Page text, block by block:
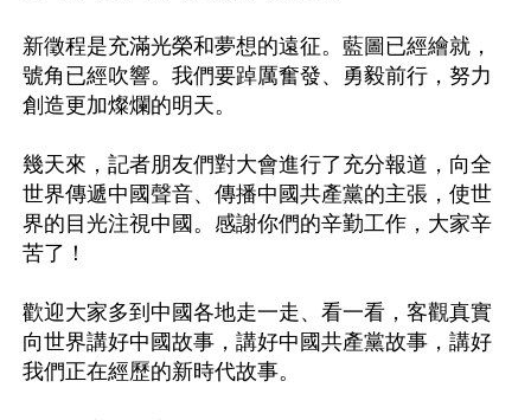
新徵程是充滿光榮和夢想的遠征。藍圖已經繪就，
號角已經吹響。我們要踔厲奮發、勇毅前行，努力
創造更加燦爛的明天。
幾天來，記者朋友們對大會進行了充分報道，向全
世界傳遞中國聲音、傳播中國共產黨的主張，使世
界的目光注視中國。感謝你們的辛勤工作，大家辛
苦了！
歡迎大家多到中國各地走一走、看一看，客觀真實
向世界講好中國故事，講好中國共產黨故事，講好
我們正在經歷的新時代故事。